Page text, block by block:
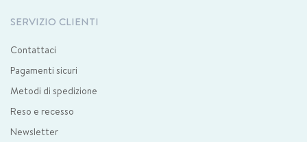
SERVIZIO CLIENTI
Contattaci
Pagamenti sicuri
Metodi di spedizione
Reso e recesso
Newsletter